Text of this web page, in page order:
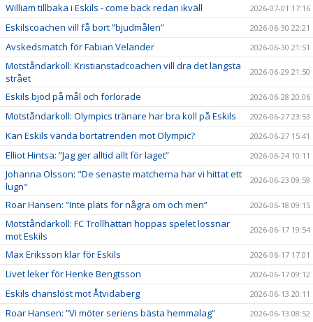
William tillbaka i Eskils - come back redan ikväll 2026-07-01 17:16
Eskilscoachen vill få bort ”bjudmålen” 2026-06-30 22:21
Avskedsmatch för Fabian Velander 2026-06-30 21:51
Motståndarkoll: Kristianstadcoachen vill dra det längsta
strået
2026-06-29 21:50
Eskils bjöd på mål och förlorade 2026-06-28 20:06
Motståndarkoll: Olympics tränare har bra koll på Eskils 2026-06-27 23:53
Kan Eskils vända bortatrenden mot Olympic? 2026-06-27 15:41
Elliot Hintsa: ”Jag ger alltid allt för laget” 2026-06-24 10:11
Johanna Olsson: "De senaste matcherna har vi hittat ett
lugn"
2026-06-23 09:59
Roar Hansen: ”Inte plats för några om och men” 2026-06-18 09:15
Motståndarkoll: FC Trollhättan hoppas spelet lossnar
mot Eskils
2026-06-17 19:54
Max Eriksson klar för Eskils 2026-06-17 17:01
Livet leker för Henke Bengtsson 2026-06-17 09:12
Eskils chanslöst mot Åtvidaberg 2026-06-13 20:11
Roar Hansen: ”Vi möter seriens bästa hemmalag” 2026-06-13 08:52